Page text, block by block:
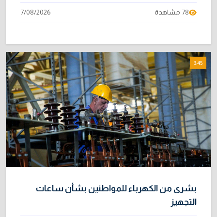
78 مشاهدة 7/08/2026
3:45
بشرى من الكهرباء للمواطنين بشأن ساعات
التجهيز